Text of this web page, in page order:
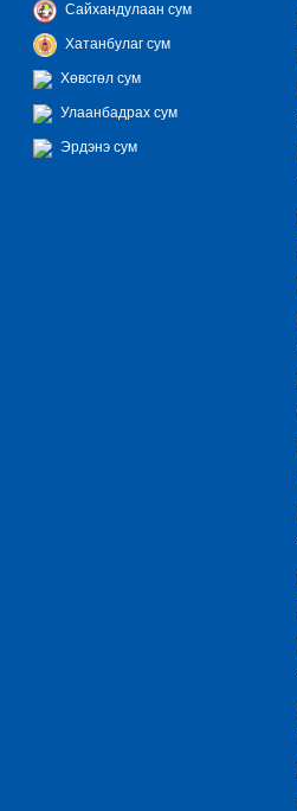
Сайхандулаан сум
Хатанбулаг сум
Хөвсгөл сум
Улаанбадрах сум
Эрдэнэ сум